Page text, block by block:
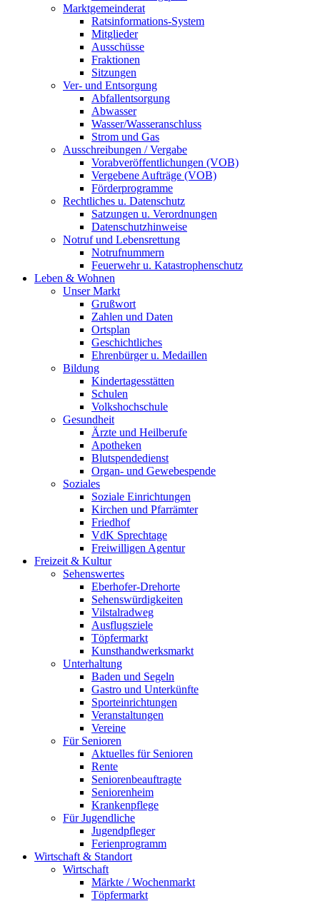
Marktgemeinderat
Ratsinformations-System
Mitglieder
Ausschüsse
Fraktionen
Sitzungen
Ver- und Entsorgung
Abfallentsorgung
Abwasser
Wasser/Wasseranschluss
Strom und Gas
Ausschreibungen / Vergabe
Vorabveröffentlichungen (VOB)
Vergebene Aufträge (VOB)
Förderprogramme
Rechtliches u. Datenschutz
Satzungen u. Verordnungen
Datenschutzhinweise
Notruf und Lebensrettung
Notrufnummern
Feuerwehr u. Katastrophenschutz
Leben & Wohnen
Unser Markt
Grußwort
Zahlen und Daten
Ortsplan
Geschichtliches
Ehrenbürger u. Medaillen
Bildung
Kindertagesstätten
Schulen
Volkshochschule
Gesundheit
Ärzte und Heilberufe
Apotheken
Blutspendedienst
Organ- und Gewebespende
Soziales
Soziale Einrichtungen
Kirchen und Pfarrämter
Friedhof
VdK Sprechtage
Freiwilligen Agentur
Freizeit & Kultur
Sehenswertes
Eberhofer-Drehorte
Sehenswürdigkeiten
Vilstalradweg
Ausflugsziele
Töpfermarkt
Kunsthandwerksmarkt
Unterhaltung
Baden und Segeln
Gastro und Unterkünfte
Sporteinrichtungen
Veranstaltungen
Vereine
Für Senioren
Aktuelles für Senioren
Rente
Seniorenbeauftragte
Seniorenheim
Krankenpflege
Für Jugendliche
Jugendpfleger
Ferienprogramm
Wirtschaft & Standort
Wirtschaft
Märkte / Wochenmarkt
Töpfermarkt